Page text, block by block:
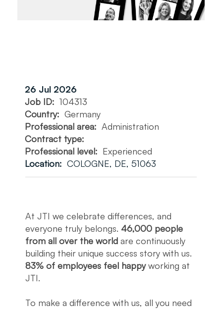
26 Jul 2026
Job ID: 104313
Country: Germany
Professional area: Administration
Contract type:
Professional level: Experienced
Location: COLOGNE, DE, 51063
At JTI we celebrate differences, and
everyone truly belongs. 46,000 people
from all over the world are continuously
building their unique success story with us.
83% of employees feel happyworking at
JTI.
To make a difference with us, all you need